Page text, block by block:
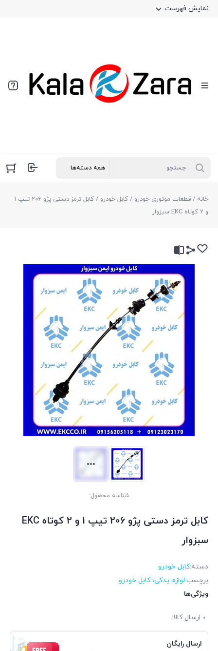
نمایش فهرست
خانه / قطعات موتوری خودرو / کابل خودرو
/ کابل ترمز دستی پژو 206 تیپ 1
و 2 کوتاه EKC سبزوار
شناسه محصول:
کابل ترمز دستی پژو 206 تیپ 1 و 2 کوتاه EKC
سبزوار
دسته:کابل خودرو
برچسب:لوازم یدکی، کابل خودرو
ویژگی‌ها
ارسال کالا:
ارسال رایگان